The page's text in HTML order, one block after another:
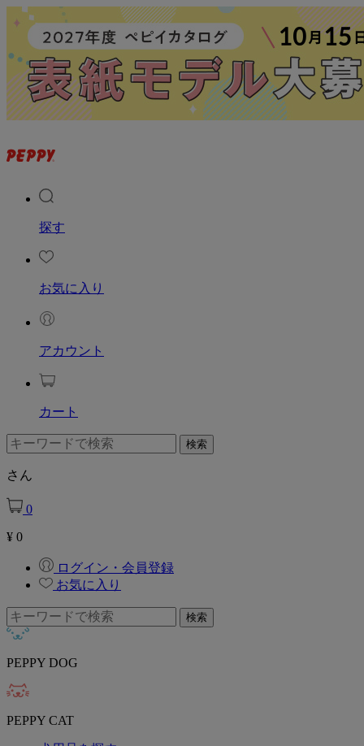
探す
お気に入り
アカウント
カート
さん
0
¥ 0
ログイン・会員登録
お気に入り
PEPPY DOG
PEPPY CAT